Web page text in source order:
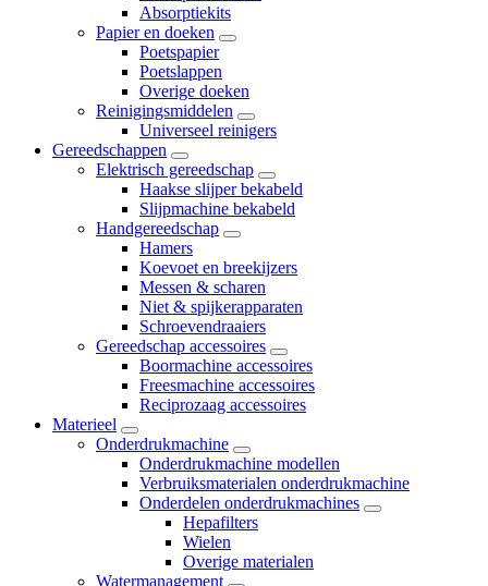
Absorptiekits
Papier en doeken
Poetspapier
Poetslappen
Overige doeken
Reinigingsmiddelen
Universeel reinigers
Gereedschappen
Elektrisch gereedschap
Haakse slijper bekabeld
Slijpmachine bekabeld
Handgereedschap
Hamers
Koevoet en breekijzers
Messen & scharen
Niet & spijkerapparaten
Schroevendraaiers
Gereedschap accessoires
Boormachine accessoires
Freesmachine accessoires
Reciprozaag accessoires
Materieel
Onderdrukmachine
Onderdrukmachine modellen
Verbruiksmaterialen onderdrukmachine
Onderdelen onderdrukmachines
Hepafilters
Wielen
Overige materialen
Watermanagement